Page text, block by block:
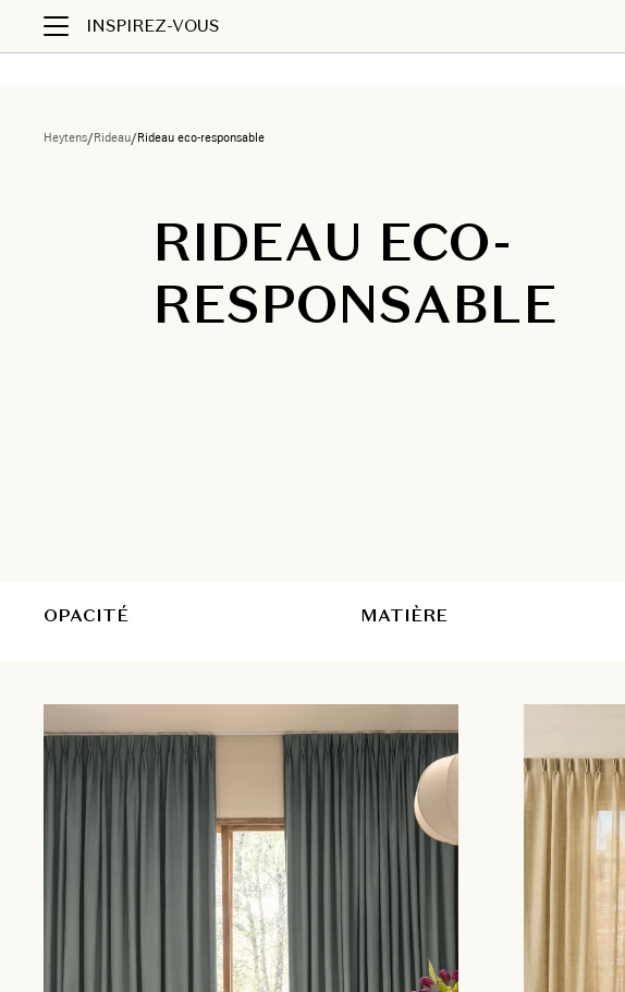
INSPIREZ-VOUS
Heytens/Rideau/Rideau eco-responsable
RIDEAU ECO-
RESPONSABLE
OPACITÉ MATIÈRE